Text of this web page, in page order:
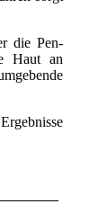
die Pen-
Haut an